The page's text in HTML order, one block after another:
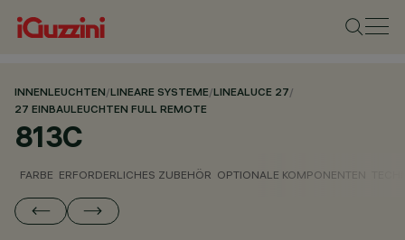
INNENLEUCHTEN/LINEARE SYSTEME/LINEALUCE 27/
27 EINBAULEUCHTEN FULL REMOTE
813C
FARBE ERFORDERLICHES ZUBEHÖR OPTIONALE KOMPONENTEN